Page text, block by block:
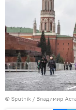
© Sputnik / Владимир